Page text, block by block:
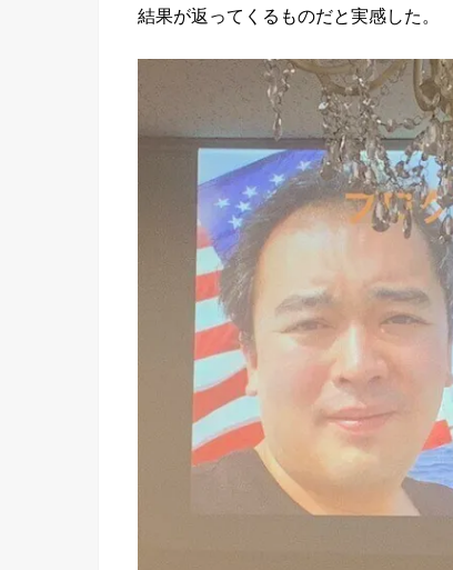
結果が返ってくるものだと実感した。